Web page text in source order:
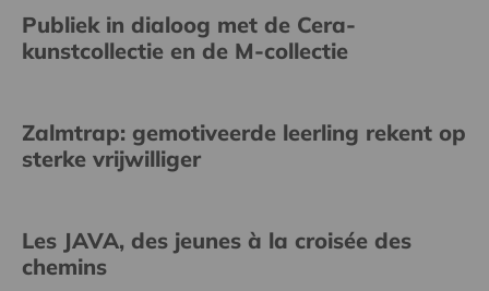
Publiek in dialoog met de Cera-
kunstcollectie en de M-collectie
Zalmtrap: gemotiveerde leerling rekent op
sterke vrijwilliger
Les JAVA, des jeunes à la croisée des
chemins